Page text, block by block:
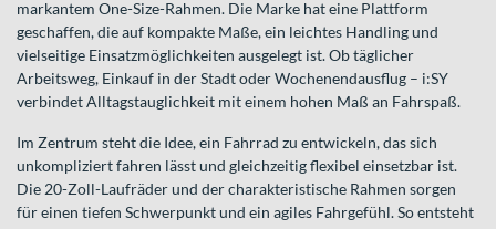
markantem One-Size-Rahmen. Die Marke hat eine Plattform
geschaffen, die auf kompakte Maße, ein leichtes Handling und
vielseitige Einsatzmöglichkeiten ausgelegt ist. Ob täglicher
Arbeitsweg, Einkauf in der Stadt oder Wochenendausflug – i:SY
verbindet Alltagstauglichkeit mit einem hohen Maß an Fahrspaß.
Im Zentrum steht die Idee, ein Fahrrad zu entwickeln, das sich
unkompliziert fahren lässt und gleichzeitig flexibel einsetzbar ist.
Die 20-Zoll-Laufräder und der charakteristische Rahmen sorgen
für einen tiefen Schwerpunkt und ein agiles Fahrgefühl. So entsteht